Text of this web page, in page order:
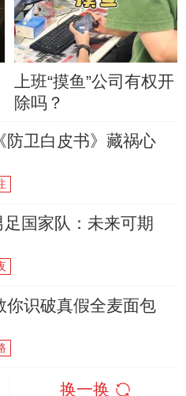
上班“摸鱼”公司有权开
除吗？
防卫白皮书》藏祸心
足国家队：未来可期
你识破真假全麦面包
换一换